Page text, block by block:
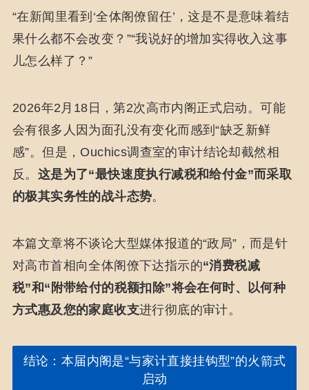
“在新闻里看到‘全体阁僚留任’，这是不是意味着结
果什么都不会改变？”“我说好的增加实得收入这事
儿怎么样了？”
2026年2月18日，第2次高市内阁正式启动。可能
会有很多人因为面孔没有变化而感到“缺乏新鲜
感”。但是，Ouchics调查室的审计结论却截然相
反。 这是为了“最快速度执行减税和给付金”而采取
的极其实务性的战斗态势。
本篇文章将不谈论大型媒体报道的“政局”，而是针
对高市首相向全体阁僚下达指示的“消费税减
税”和“附带给付的税额扣除”将会在何时、以何种
方式惠及您的家庭收支进行彻底的审计。
结论：本届内阁是“与家计直接挂钩型”的火箭式
启动